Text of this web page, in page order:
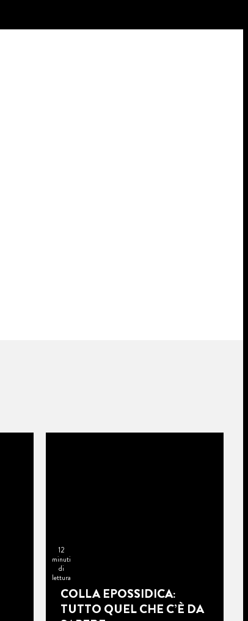
12
minuti
di
lettura
COLLA EPOSSIDICA:
TUTTO QUEL CHE C’È DA